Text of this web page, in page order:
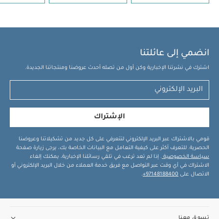
انضمي إلى عائلتنا
اشترك في نشرتنا الإخبارية وكن أول من تصله أحدث عروضنا ومنتجاتنا الجديدة.
الإشتراك
قومي بالاشتراك عبر البريد الإلكتروني لتتعرفي على كل جديد من تشكيلاتنا وعروضنا
الحصرية. للتعرف أكثر على كيفية التعامل مع البيانات الخاصة بك، يرجى زيارة صفحة
سياسة الخصوصية . إذا لم تعد ترغب في تلقي رسائلنا الإخبارية، يمكنك إلغاء
الاشتراك في أي وقت عبر التواصل مع فريق خدمة العملاء من خلال البريد الإلكتروني أو
الاتصال على 97148188400+
.